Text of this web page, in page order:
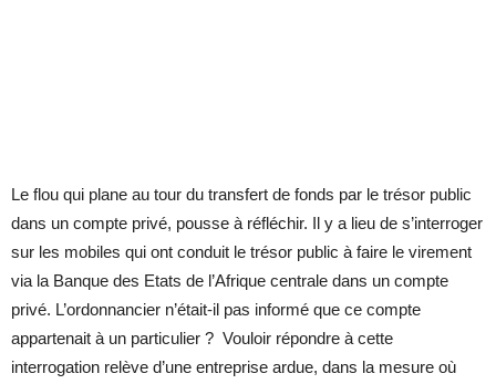
Le flou qui plane au tour du transfert de fonds par le trésor public
dans un compte privé, pousse à réfléchir. Il y a lieu de s’interroger
sur les mobiles qui ont conduit le trésor public à faire le virement
via la Banque des Etats de l’Afrique centrale dans un compte
privé. L’ordonnancier n’était-il pas informé que ce compte
appartenait à un particulier ? Vouloir répondre à cette
interrogation relève d’une entreprise ardue, dans la mesure où